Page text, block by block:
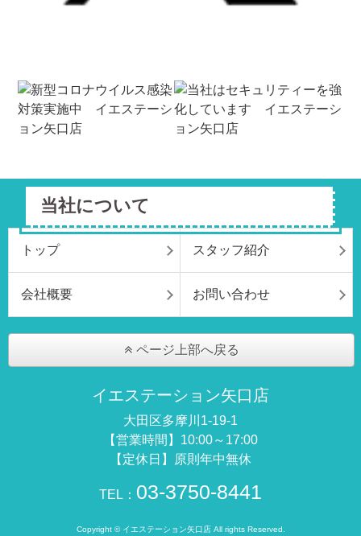
当社について
トップ スタッフ紹介
会社概要 お問い合わせ
ページ上部へ戻る
イエステーション矢口店
大田区多摩川1-19-1
【営業時間】10:00～17:00
【定休日】原則年中無休
TEL： 03-3750-8441
Copyright © イエステーション矢口店 All rights Reserved.